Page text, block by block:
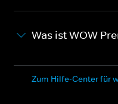
Was ist WOW
Zum Hilfe-Center für